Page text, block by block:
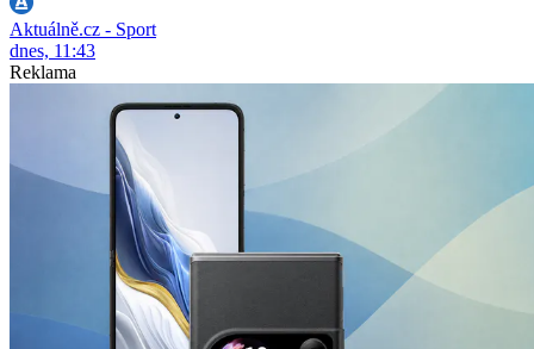
Aktuálně.cz - Sport
dnes, 11:43
Reklama